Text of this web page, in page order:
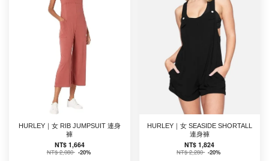
HURLEY｜女 RIB JUMPSUIT 連身
褲
NT$ 1,664
NT$ 2,080 -20%
HURLEY｜女 SEASIDE SHORTALL
連身褲
NT$ 1,824
NT$ 2,280 -20%